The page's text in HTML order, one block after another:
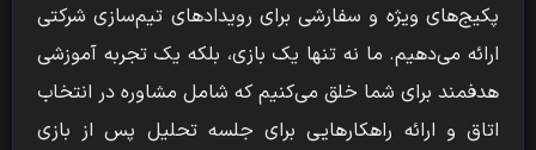
پکیج‌های ویژه و سفارشی برای رویدادهای تیم‌سازی شرکتی
ارائه می‌دهیم. ما نه تنها یک بازی، بلکه یک تجربه آموزشی
هدفمند برای شما خلق می‌کنیم که شامل مشاوره در انتخاب
اتاق و ارائه راهکارهایی برای جلسه تحلیل پس از بازی